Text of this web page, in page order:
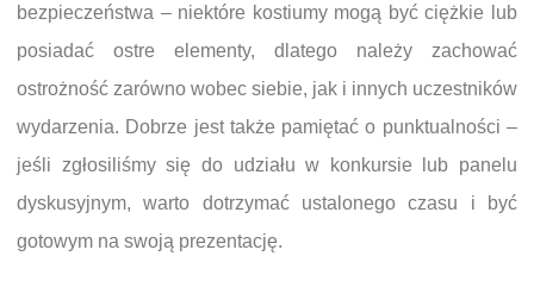
bezpieczeństwa – niektóre kostiumy mogą być ciężkie lub
posiadać ostre elementy, dlatego należy zachować
ostrożność zarówno wobec siebie, jak i innych uczestników
wydarzenia. Dobrze jest także pamiętać o punktualności –
jeśli zgłosiliśmy się do udziału w konkursie lub panelu
dyskusyjnym, warto dotrzymać ustalonego czasu i być
gotowym na swoją prezentację.